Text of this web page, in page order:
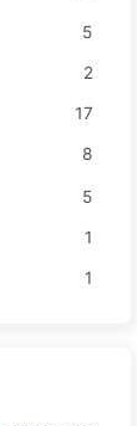
5
2
17
8
5
1
1